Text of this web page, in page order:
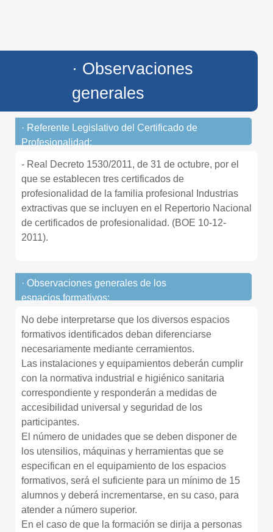
· Observaciones
generales
· Referente Legislativo del Certificado de
Profesionalidad:
- Real Decreto 1530/2011, de 31 de octubre, por el
que se establecen tres certificados de
profesionalidad de la familia profesional Industrias
extractivas que se incluyen en el Repertorio Nacional
de certificados de profesionalidad. (BOE 10-12-
2011).
· Observaciones generales de los
espacios formativos:
No debe interpretarse que los diversos espacios
formativos identificados deban diferenciarse
necesariamente mediante cerramientos.
Las instalaciones y equipamientos deberán cumplir
con la normativa industrial e higiénico sanitaria
correspondiente y responderán a medidas de
accesibilidad universal y seguridad de los
participantes.
El número de unidades que se deben disponer de
los utensilios, máquinas y herramientas que se
especifican en el equipamiento de los espacios
formativos, será el suficiente para un mínimo de 15
alumnos y deberá incrementarse, en su caso, para
atender a número superior.
En el caso de que la formación se dirija a personas